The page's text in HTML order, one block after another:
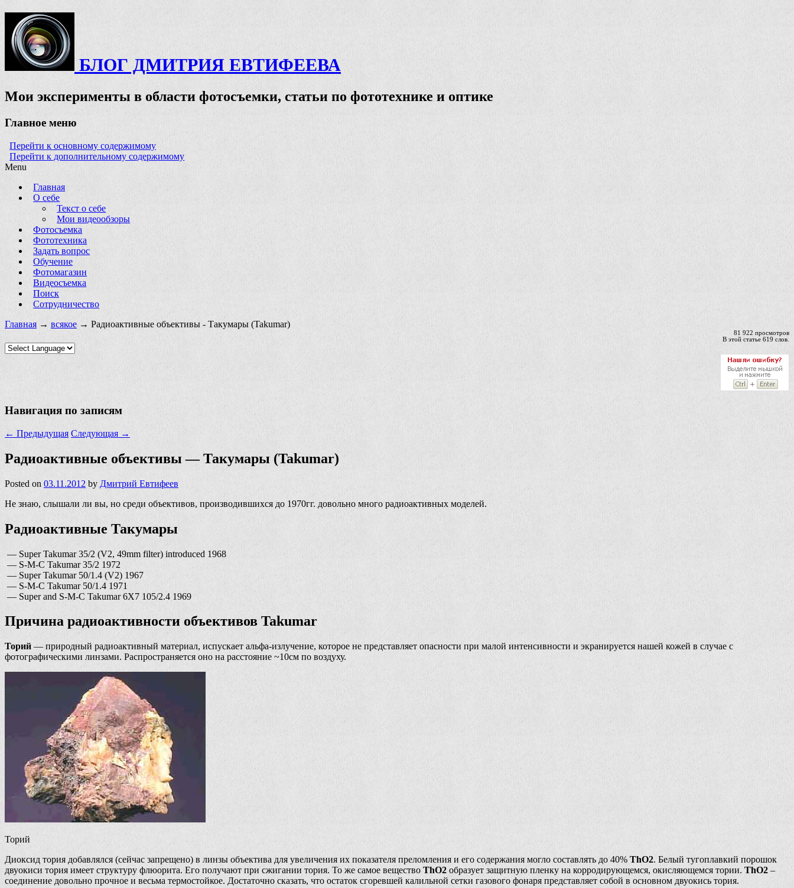
БЛОГ ДМИТРИЯ ЕВТИФЕЕВА
Мои эксперименты в области фотосъемки, статьи по фототехнике и оптике
Главное меню
Перейти к основному содержимому
Перейти к дополнительному содержимому
Menu
Главная
О себе
Текст о себе
Мои видеообзоры
Фотосъемка
Фототехника
Задать вопрос
Обучение
Фотомагазин
Видеосъемка
Поиск
Сотрудничество
Главная → всякое→ Радиоактивные объективы - Такумары (Takumar)
81 922 просмотров
В этой статье 619 слов.
Навигация по записям
← Предыдущая Следующая →
Радиоактивные объективы — Такумары (Takumar)
Posted on 03.11.2012 by Дмитрий Евтифеев
Не знаю, слышали ли вы, но среди объективов, производившихся до 1970гг. довольно много радиоактивных моделей.
Радиоактивные Такумары
— Super Takumar 35/2 (V2, 49mm filter) introduced 1968
— S-M-C Takumar 35/2 1972
— Super Takumar 50/1.4 (V2) 1967
— S-M-C Takumar 50/1.4 1971
— Super and S-M-C Takumar 6X7 105/2.4 1969
Причина радиоактивности объективов Takumar
Торий — природный радиоактивный материал, испускает альфа-излучение, которое не представляет опасности при малой интенсивности и экранируется нашей кожей в случае с
фотографическими линзами. Распространяется оно на расстояние ~10см по воздуху.
Торий
Диоксид тория добавлялся (сейчас запрещено) в линзы объектива для увеличения их показателя преломления и его содержания могло составлять до 40% ThO2. Белый тугоплавкий порошок
двуокиси тория имеет структуру флюорита. Его получают при сжигании тория. То же самое вещество ThO2 образует защитную пленку на корродирующемся, окисляющемся тории. ThO2–
соединение довольно прочное и весьма термостойкое. Достаточно сказать, что остаток сгоревшей калильной сетки газового фонаря представляет собой в основном двуокись тория.